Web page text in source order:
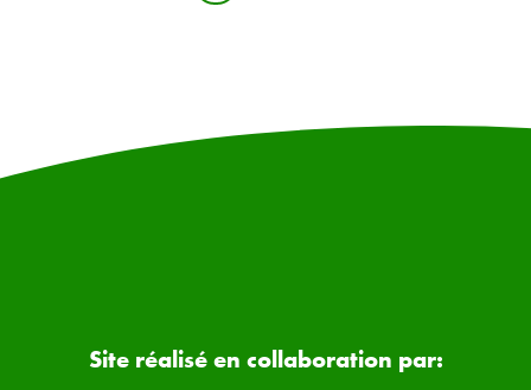
Site réalisé en collaboration par: